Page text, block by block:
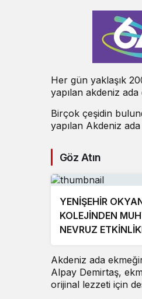
Her gün yaklaşık
yapılan akdeniz
Birçok çeşidin
yapılan Akdeniz
Göz Atın
YENİŞEHİR
KOLEJİNDEN
NEVRUZ
Akdeniz ada
Alpay Demirtaş,
orijinal lezzeti için